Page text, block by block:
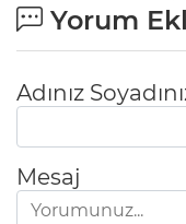
Yorum
Adınız
Mesaj